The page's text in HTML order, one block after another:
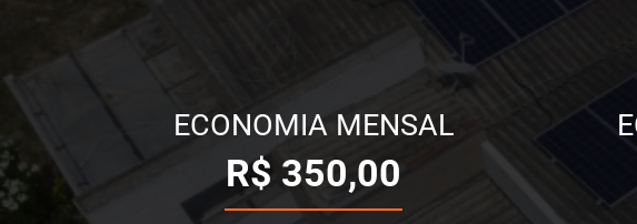
ECONOMIA MENSAL
R$ 350,00